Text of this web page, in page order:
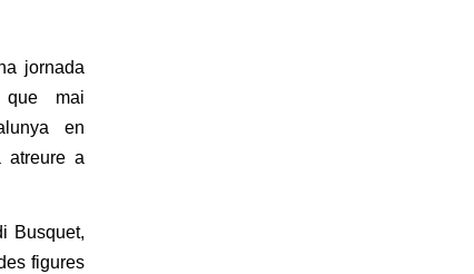
jornada
que mai
en
atreure a
Busquet,
figures